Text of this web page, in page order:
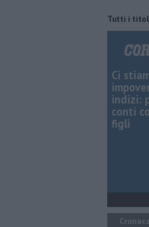
Tutti i
Retiambiente, M5S: "Nessun
Ci
indizi:
conti
figli